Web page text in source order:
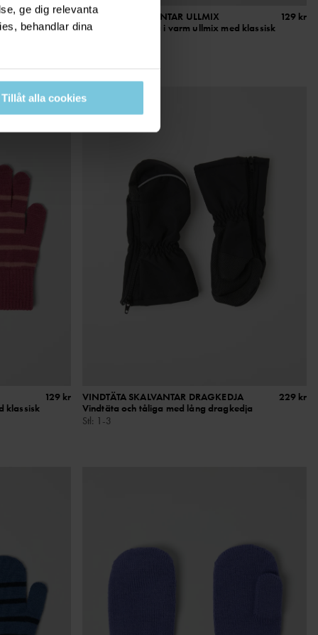
ge dig relevanta
behandlar dina
Tillåt alla cookies
229 kr
STICKADE TUMVANTAR ULLMIX
Mjuka och töjbara i varm ullmix med klassisk
129 kr
klassisk
129 kr
VINDTÄTA SKALVANTAR DRAGKEDJA
Vindtäta och tåliga med lång dragkedja
Stl: 1-3
229 kr